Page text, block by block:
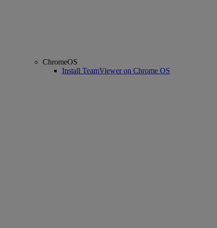
ChromeOS
Install TeamViewer on Chrome OS